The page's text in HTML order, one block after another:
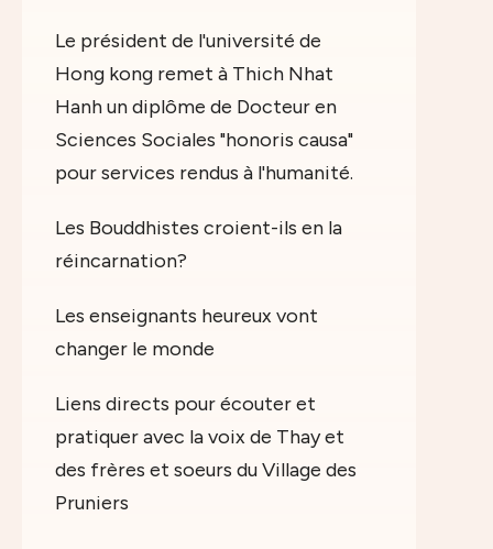
Le président de l'université de
Hong kong remet à Thich Nhat
Hanh un diplôme de Docteur en
Sciences Sociales "honoris causa"
pour services rendus à l'humanité.
Les Bouddhistes croient-ils en la
réincarnation?
Les enseignants heureux vont
changer le monde
Liens directs pour écouter et
pratiquer avec la voix de Thay et
des frères et soeurs du Village des
Pruniers